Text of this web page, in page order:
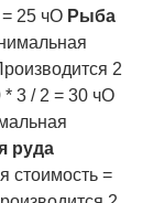
25 чО Рыба
2
3 / 2 = 30 чО
руда
стоимость =